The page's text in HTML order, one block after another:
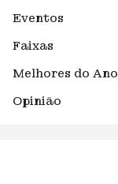
Eventos
Faixas
Melhores do Ano
Opinião